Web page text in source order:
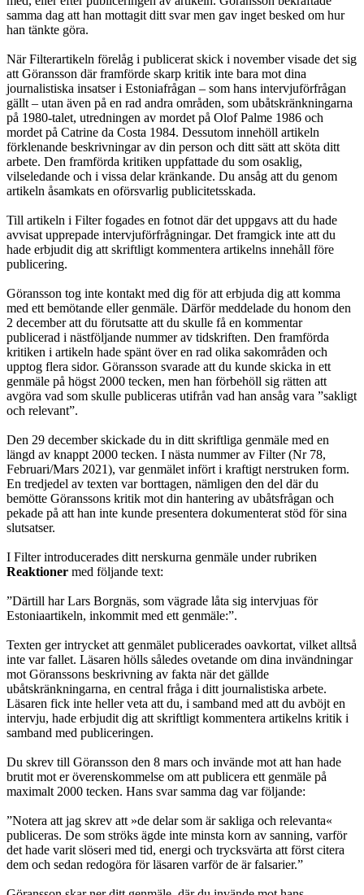
samma dag att han mottagit ditt svar men gav inget besked om hur
han tänkte göra.
När Filterartikeln förelåg i publicerat skick i november visade det sig
att Göransson där framförde skarp kritik inte bara mot dina
journalistiska insatser i Estoniafrågan – som hans intervjuförfrågan
gällt – utan även på en rad andra områden, som ubåtskränkningarna
på 1980-talet, utredningen av mordet på Olof Palme 1986 och
mordet på Catrine da Costa 1984. Dessutom innehöll artikeln
förklenande beskrivningar av din person och ditt sätt att sköta ditt
arbete. Den framförda kritiken uppfattade du som osaklig,
vilseledande och i vissa delar kränkande. Du ansåg att du genom
artikeln åsamkats en oförsvarlig publicitetsskada.
Till artikeln i Filter fogades en fotnot där det uppgavs att du hade
avvisat upprepade intervjuförfrågningar. Det framgick inte att du
hade erbjudit dig att skriftligt kommentera artikelns innehåll före
publicering.
Göransson tog inte kontakt med dig för att erbjuda dig att komma
med ett bemötande eller genmäle. Därför meddelade du honom den
2 december att du förutsatte att du skulle få en kommentar
publicerad i nästföljande nummer av tidskriften. Den framförda
kritiken i artikeln hade spänt över en rad olika sakområden och
upptog flera sidor. Göransson svarade att du kunde skicka in ett
genmäle på högst 2000 tecken, men han förbehöll sig rätten att
avgöra vad som skulle publiceras utifrån vad han ansåg vara ”sakligt
och relevant”.
Den 29 december skickade du in ditt skriftliga genmäle med en
längd av knappt 2000 tecken. I nästa nummer av Filter (Nr 78,
Februari/Mars 2021), var genmälet infört i kraftigt nerstruken form.
En tredjedel av texten var borttagen, nämligen den del där du
bemötte Göranssons kritik mot din hantering av ubåtsfrågan och
pekade på att han inte kunde presentera dokumenterat stöd för sina
slutsatser.
I Filter introducerades ditt nerskurna genmäle under rubriken
Reaktioner med följande text:
”Därtill har Lars Borgnäs, som vägrade låta sig intervjuas för
Estoniaartikeln, inkommit med ett genmäle:”.
Texten ger intrycket att genmälet publicerades oavkortat, vilket alltså
inte var fallet. Läsaren hölls således ovetande om dina invändningar
mot Göranssons beskrivning av fakta när det gällde
ubåtskränkningarna, en central fråga i ditt journalistiska arbete.
Läsaren fick inte heller veta att du, i samband med att du avböjt en
intervju, hade erbjudit dig att skriftligt kommentera artikelns kritik i
samband med publiceringen.
Du skrev till Göransson den 8 mars och invände mot att han hade
brutit mot er överenskommelse om att publicera ett genmäle på
maximalt 2000 tecken. Hans svar samma dag var följande:
”Notera att jag skrev att »de delar som är sakliga och relevanta«
publiceras. De som ströks ägde inte minsta korn av sanning, varför
det hade varit slöseri med tid, energi och trycksvärta att först citera
dem och sedan redogöra för läsaren varför de är falsarier.”